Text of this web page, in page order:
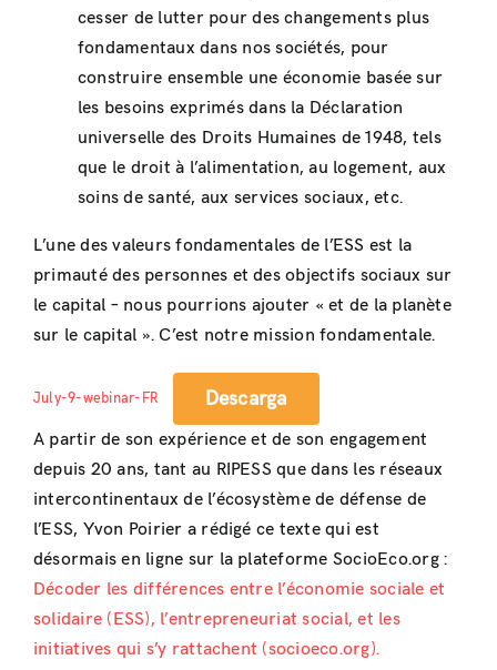
cesser de lutter pour des changements plus
fondamentaux dans nos sociétés, pour
construire ensemble une économie basée sur
les besoins exprimés dans la Déclaration
universelle des Droits Humaines de 1948, tels
que le droit à l’alimentation, au logement, aux
soins de santé, aux services sociaux, etc.
L’une des valeurs fondamentales de l’ESS est la
primauté des personnes et des objectifs sociaux sur
le capital – nous pourrions ajouter « et de la planète
sur le capital ». C’est notre mission fondamentale.
July-9-webinar-FR Descarga
A partir de son expérience et de son engagement
depuis 20 ans, tant au RIPESS que dans les réseaux
intercontinentaux de l’écosystème de défense de
l’ESS, Yvon Poirier a rédigé ce texte qui est
désormais en ligne sur la plateforme SocioEco.org :
Décoder les différences entre l’économie sociale et
solidaire (ESS), l’entrepreneuriat social, et les
initiatives qui s’y rattachent (socioeco.org).